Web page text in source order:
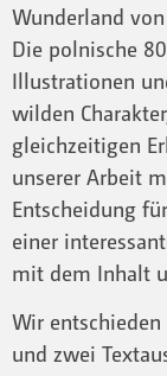
Wunderland
Die polnische
Illustrationen
wilden
gleichzeitigen
unserer Arbeit
Entscheidung
einer
mit dem Inhalt
Wir entschieden
und zwei